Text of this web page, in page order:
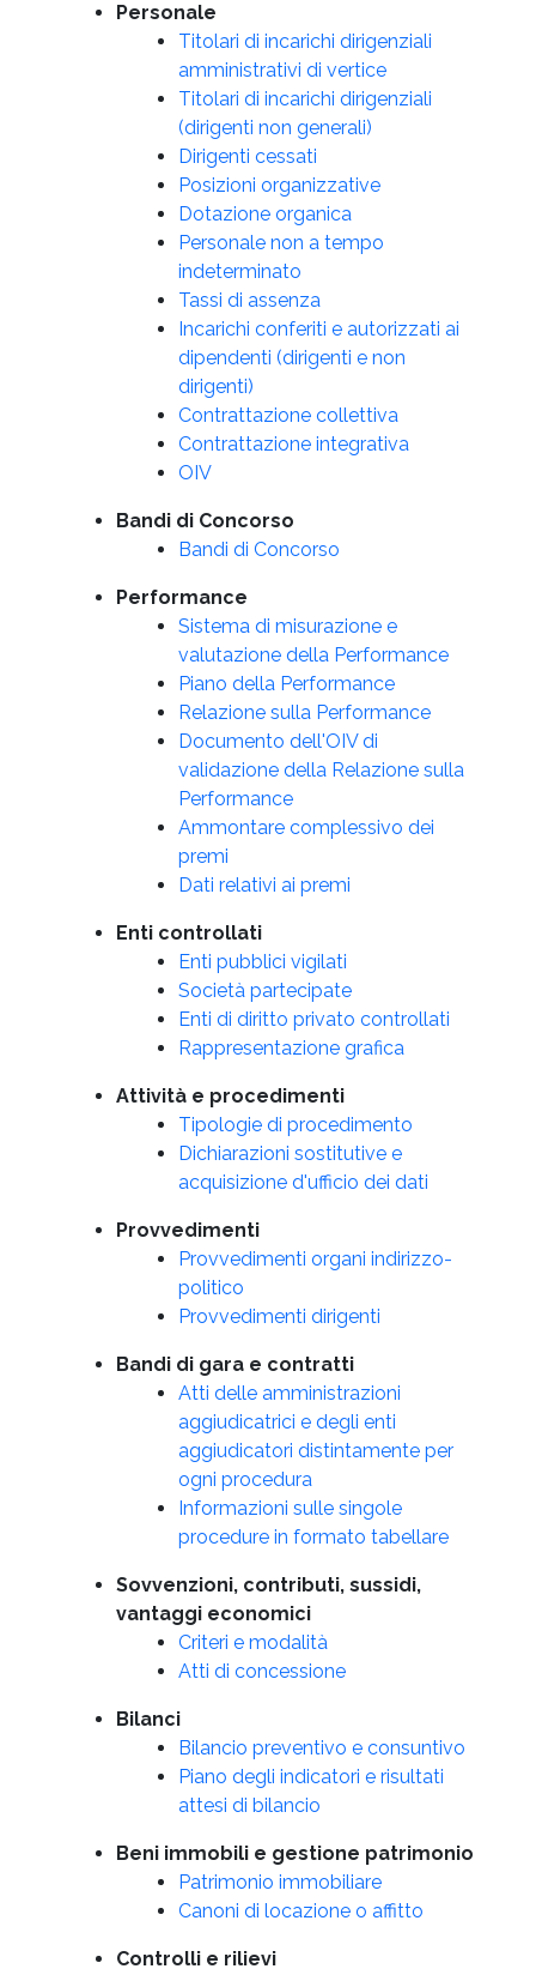
Personale
Titolari di incarichi dirigenziali
amministrativi di vertice
Titolari di incarichi dirigenziali
(dirigenti non generali)
Dirigenti cessati
Posizioni organizzative
Dotazione organica
Personale non a tempo
indeterminato
Tassi di assenza
Incarichi conferiti e autorizzati ai
dipendenti (dirigenti e non
dirigenti)
Contrattazione collettiva
Contrattazione integrativa
OIV
Bandi di Concorso
Bandi di Concorso
Performance
Sistema di misurazione e
valutazione della Performance
Piano della Performance
Relazione sulla Performance
Documento dell'OIV di
validazione della Relazione sulla
Performance
Ammontare complessivo dei
premi
Dati relativi ai premi
Enti controllati
Enti pubblici vigilati
Società partecipate
Enti di diritto privato controllati
Rappresentazione grafica
Attività e procedimenti
Tipologie di procedimento
Dichiarazioni sostitutive e
acquisizione d'ufficio dei dati
Provvedimenti
Provvedimenti organi indirizzo-
politico
Provvedimenti dirigenti
Bandi di gara e contratti
Atti delle amministrazioni
aggiudicatrici e degli enti
aggiudicatori distintamente per
ogni procedura
Informazioni sulle singole
procedure in formato tabellare
Sovvenzioni, contributi, sussidi,
vantaggi economici
Criteri e modalità
Atti di concessione
Bilanci
Bilancio preventivo e consuntivo
Piano degli indicatori e risultati
attesi di bilancio
Beni immobili e gestione patrimonio
Patrimonio immobiliare
Canoni di locazione o affitto
Controlli e rilievi